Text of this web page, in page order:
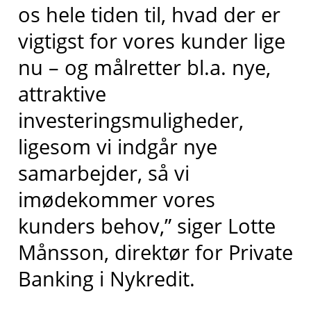
os hele tiden til, hvad der er
vigtigst for vores kunder lige
nu – og målretter bl.a. nye,
attraktive
investeringsmuligheder,
ligesom vi indgår nye
samarbejder, så vi
imødekommer vores
kunders behov,” siger Lotte
Månsson, direktør for Private
Banking i Nykredit.